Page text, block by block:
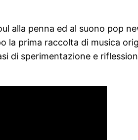
alla penna ed al suono pop
la prima raccolta di musica
di sperimentazione e